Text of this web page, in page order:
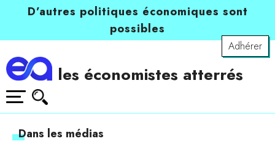
D’autres politiques économiques sont
possibles
Adhérer
les économistes atterrés
Dans les médias